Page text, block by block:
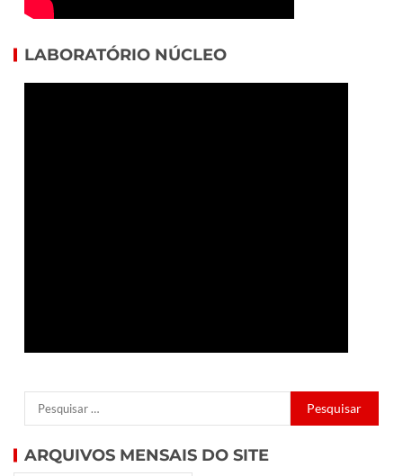
LABORATÓRIO NÚCLEO
ARQUIVOS MENSAIS DO SITE